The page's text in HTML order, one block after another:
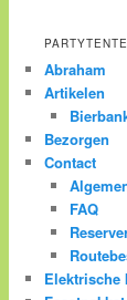
Abraham
Artikelen
Bezorgen
Contact
FAQ
Elektrische